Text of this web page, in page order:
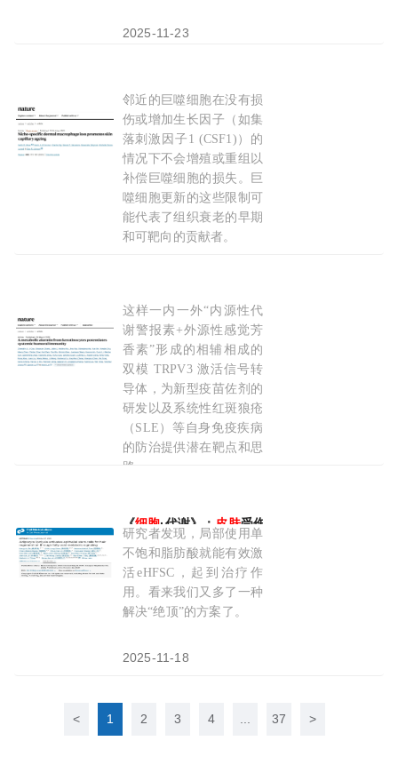
2025-11-23
Nature：皮肤老化竟是巨噬
邻近的巨噬细胞在没有损
伤或增加生长因子（如集
落刺激因子1 (CSF1)）的
情况下不会增殖或重组以
补偿巨噬细胞的损失。巨
噬细胞更新的这些限制可
能代表了组织衰老的早期
和可靶向的贡献者。
Nature：清华大学刘万里团队等揭示
这样一内一外“内源性代
谢警报素+外源性感觉芳
香素”形成的相辅相成的
双模 TRPV3 激活信号转
导体，为新型疫苗佐剂的
研发以及系统性红斑狼疮
（SLE）等自身免疫疾病
的防治提供潜在靶点和思
路。
《细胞·代谢》： 皮肤受伤，激活毛囊！中国科学
研究者发现，局部使用单
不饱和脂肪酸就能有效激
活eHFSC，起到治疗作
用。看来我们又多了一种
解决“绝顶”的方案了。
2025-11-18
< 1 2 3 4 37 >